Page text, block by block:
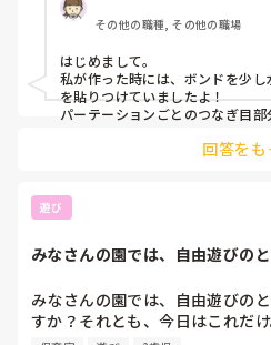
その他の職種, その他の職場
はじめまして。
私が作った時には、ボンドを少
を貼りつけていましたよ！
パーテーションごとのつなぎ目
遊びでも仕切りでも使えていい
回答をも
遊び
みなさんの園では、自由遊びの
みなさんの園では、自由遊びの
すか？それとも、今日はこれだ